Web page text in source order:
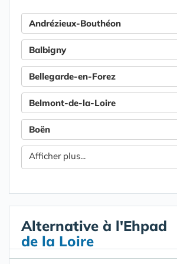
Andrézieux-Bouthéon
Balbigny
Bellegarde-en-Forez
Belmont-de-la-Loire
Boën
Afficher plus...
Alternative à l'Ehpad
de la Loire